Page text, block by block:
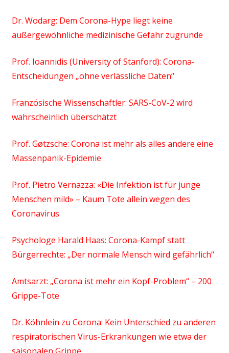
Dr. Wodarg: Dem Corona-Hype liegt keine
außergewöhnliche medizinische Gefahr zugrunde
Prof. Ioannidis (University of Stanford): Corona-
Entscheidungen „ohne verlässliche Daten“
Französische Wissenschaftler: SARS-CoV-2 wird
wahrscheinlich überschätzt
Prof. Gøtzsche: Corona ist mehr als alles andere eine
Massenpanik-Epidemie
Prof. Pietro Vernazza: «Die Infektion ist für junge
Menschen mild» – Kaum Tote allein wegen des
Coronavirus
Psychologe Harald Haas: Corona-Kampf statt
Bürgerrechte: „Der normale Mensch wird gefährlich“
Amtsarzt: „Corona ist mehr ein Kopf-Problem“ – 200
Grippe-Tote
Dr. Köhnlein zu Corona: Kein Unterschied zu anderen
respiratorischen Virus-Erkrankungen wie etwa der